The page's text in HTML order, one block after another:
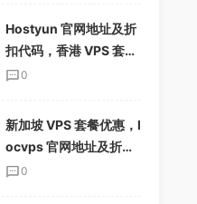
Hostyun 官网地址及折
扣代码，香港 VPS 套餐
介绍
0
新加坡 VPS 套餐优惠，l
ocvps 官网地址及折扣
码分享
0